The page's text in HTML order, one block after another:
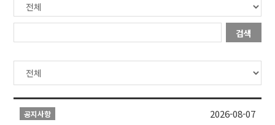
검색
공지사항 2026-08-07